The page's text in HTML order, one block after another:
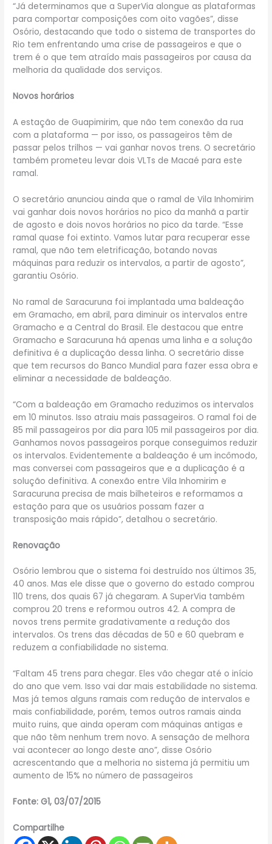
“Já determinamos que a SuperVia alongue as plataformas
para comportar composições com oito vagões”, disse
Osório, destacando que todo o sistema de transportes do
Rio tem enfrentando uma crise de passageiros e que o
trem é o que tem atraído mais passageiros por causa da
melhoria da qualidade dos serviços.
Novos horários
A estação de Guapimirim, que não tem conexão da rua
com a plataforma — por isso, os passageiros têm de
passar pelos trilhos — vai ganhar novos trens. O secretário
também prometeu levar dois VLTs de Macaé para este
ramal.
O secretário anunciou ainda que o ramal de Vila Inhomirim
vai ganhar dois novos horários no pico da manhã a partir
de agosto e dois novos horários no pico da tarde. “Esse
ramal quase foi extinto. Vamos lutar para recuperar esse
ramal, que não tem eletrificação, botando novas
máquinas para reduzir os intervalos, a partir de agosto”,
garantiu Osório.
No ramal de Saracuruna foi implantada uma baldeação
em Gramacho, em abril, para diminuir os intervalos entre
Gramacho e a Central do Brasil. Ele destacou que entre
Gramacho e Saracuruna há apenas uma linha e a solução
definitiva é a duplicação dessa linha. O secretário disse
que tem recursos do Banco Mundial para fazer essa obra e
eliminar a necessidade de baldeação.
“Com a baldeação em Gramacho reduzimos os intervalos
em 10 minutos. Isso atraiu mais passageiros. O ramal foi de
85 mil passageiros por dia para 105 mil passageiros por dia.
Ganhamos novos passageiros porque conseguimos reduzir
os intervalos. Evidentemente a baldeação é um incômodo,
mas conversei com passageiros que e a duplicação é a
solução definitiva. A conexão entre Vila Inhomirim e
Saracuruna precisa de mais bilheteiros e reformamos a
estação para que os usuários possam fazer a
transposição mais rápido”, detalhou o secretário.
Renovação
Osório lembrou que o sistema foi destruído nos últimos 35,
40 anos. Mas ele disse que o governo do estado comprou
110 trens, dos quais 67 já chegaram. A SuperVia também
comprou 20 trens e reformou outros 42. A compra de
novos trens permite gradativamente a redução dos
intervalos. Os trens das décadas de 50 e 60 quebram e
reduzem a confiabilidade no sistema.
“Faltam 45 trens para chegar. Eles vão chegar até o início
do ano que vem. Isso vai dar mais estabilidade no sistema.
Mas já temos alguns ramais com redução de intervalos e
mais confiabilidade, porém, temos outros ramais ainda
muito ruins, que ainda operam com máquinas antigas e
que não têm nenhum trem novo. A sensação de melhora
vai acontecer ao longo deste ano”, disse Osório
acrescentando que a melhoria no sistema já permitiu um
aumento de 15% no número de passageiros
Fonte: G1, 03/07/2015
Compartilhe